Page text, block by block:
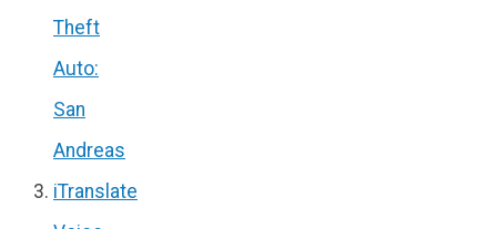
Theft
Auto:
San
Andreas
iTranslate